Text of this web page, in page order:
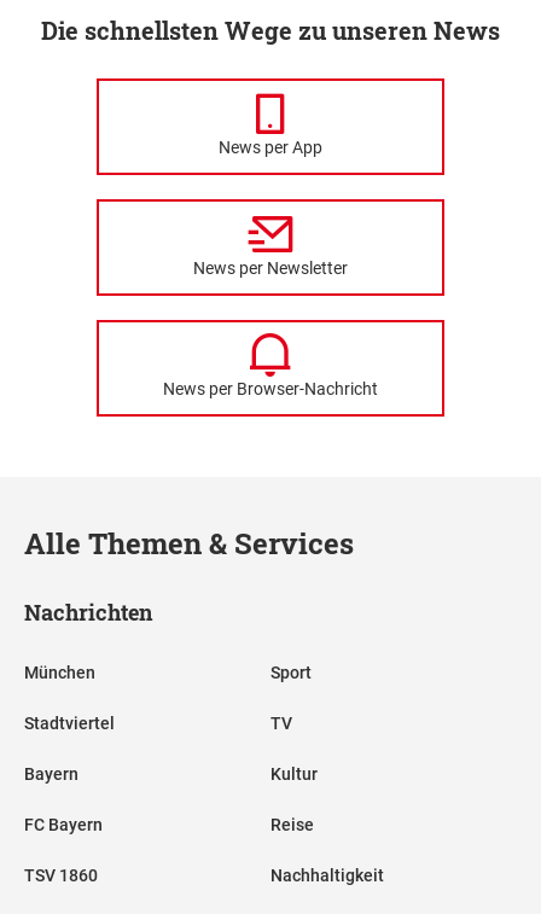
Die schnellsten Wege zu unseren News
News per App
News per Newsletter
News per Browser-Nachricht
Alle Themen & Services
Nachrichten
München
Stadtviertel
Bayern
FC Bayern
TSV 1860
Sport
TV
Kultur
Reise
Nachhaltigkeit